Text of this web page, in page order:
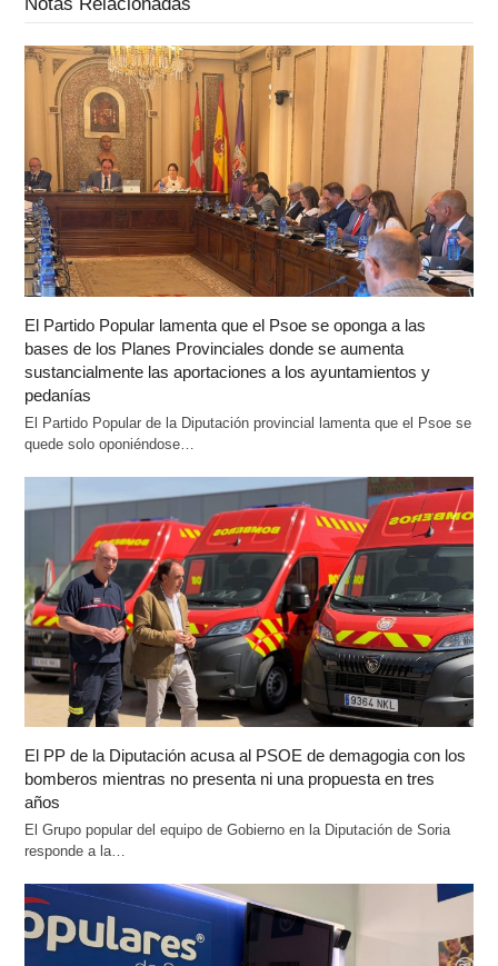
El Partido Popular lamenta que el Psoe se oponga a las
bases de los Planes Provinciales donde se aumenta
sustancialmente las aportaciones a los ayuntamientos y
pedanías
El Partido Popular de la Diputación provincial lamenta que el Psoe se
quede solo oponiéndose…
El PP de la Diputación acusa al PSOE de demagogia con los
bomberos mientras no presenta ni una propuesta en tres
años
El Grupo popular del equipo de Gobierno en la Diputación de Soria
responde a la…